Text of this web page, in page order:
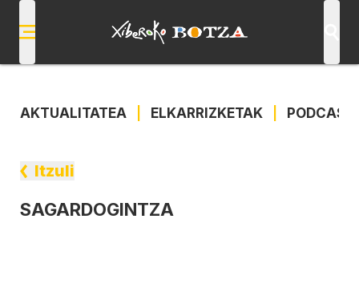
AKTUALITATEA ELKARRIZKETAK
Itzuli
SAGARDOGINTZA